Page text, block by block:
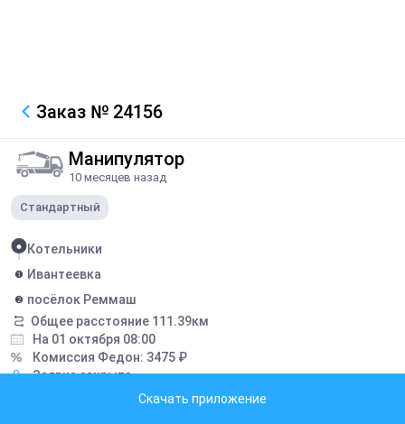
Заказ № 24156
Манипулятор
10 месяцев назад
Стандартный
Котельники
Ивантеевка
посёлок Реммаш
Общее расстояние 111.39км
На 01 октября 08:00
Комиссия Федон: 3475 ₽
Заявка закрыта
Скачать приложение